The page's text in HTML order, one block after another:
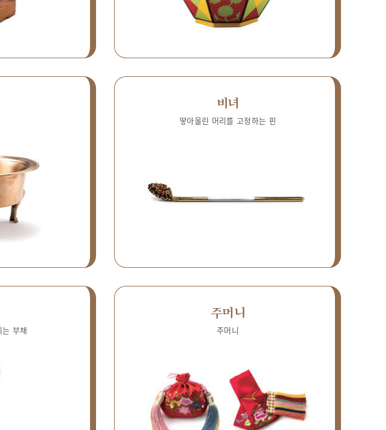
비녀
땋아올린 머리를 고정하는 핀
부채
주머니
주머니